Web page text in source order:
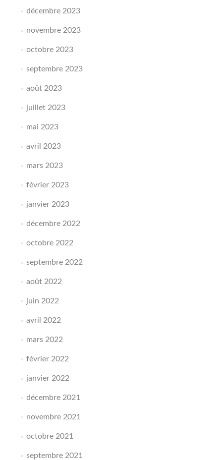
décembre 2023
novembre 2023
octobre 2023
septembre 2023
août 2023
juillet 2023
mai 2023
avril 2023
mars 2023
février 2023
janvier 2023
décembre 2022
octobre 2022
septembre 2022
août 2022
juin 2022
avril 2022
mars 2022
février 2022
janvier 2022
décembre 2021
novembre 2021
octobre 2021
septembre 2021